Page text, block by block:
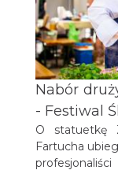
Nabór
- Festiwal
O statuetkę
Fartucha